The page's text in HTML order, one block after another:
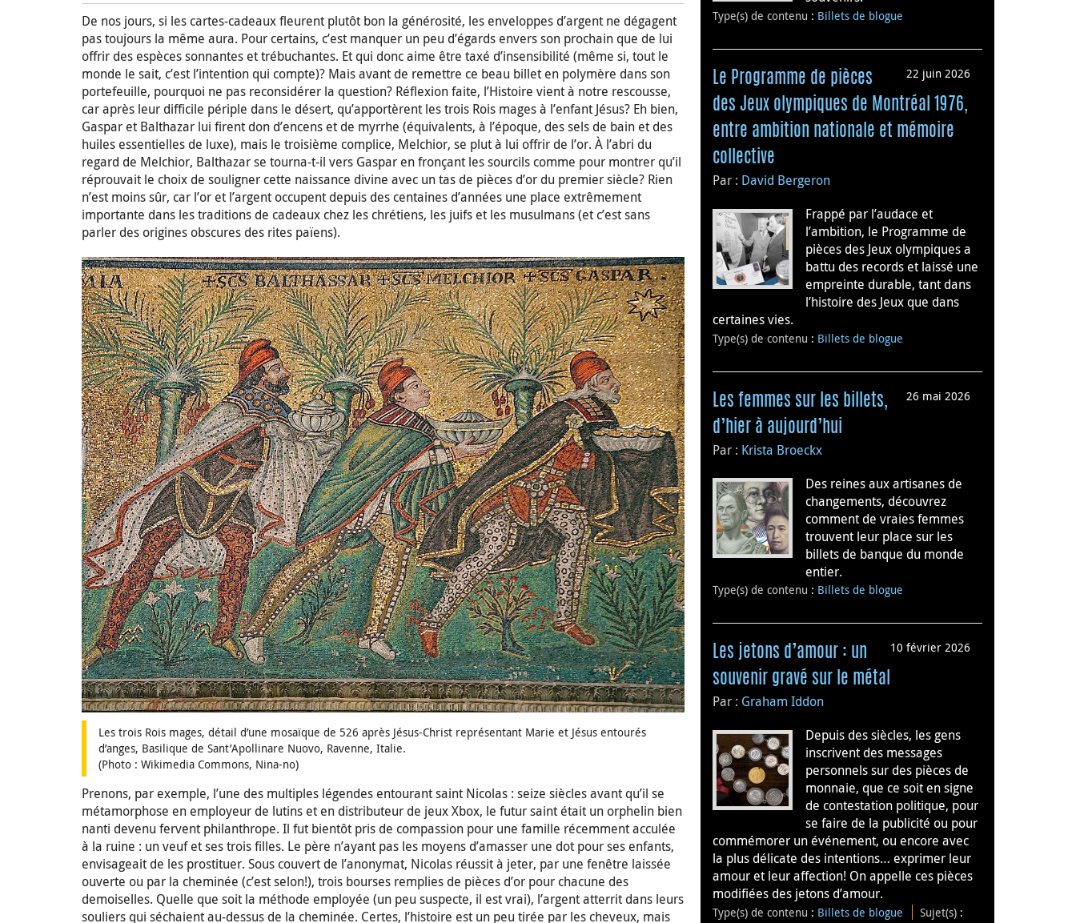
De nos jours, si les cartes-cadeaux fleurent plutôt bon la générosité, les enveloppes d’argent ne dégagent
pas toujours la même aura. Pour certains, c’est manquer un peu d’égards envers son prochain que de lui
offrir des espèces sonnantes et trébuchantes. Et qui donc aime être taxé d’insensibilité (même si, tout le
monde le sait, c’est l’intention qui compte)? Mais avant de remettre ce beau billet en polymère dans son
portefeuille, pourquoi ne pas reconsidérer la question? Réflexion faite, l’Histoire vient à notre rescousse,
car après leur difficile périple dans le désert, qu’apportèrent les trois Rois mages à l’enfant Jésus? Eh bien,
Gaspar et Balthazar lui firent don d’encens et de myrrhe (équivalents, à l’époque, des sels de bain et des
huiles essentielles de luxe), mais le troisième complice, Melchior, se plut à lui offrir de l’or. À l’abri du
regard de Melchior, Balthazar se tourna-t-il vers Gaspar en fronçant les sourcils comme pour montrer qu’il
réprouvait le choix de souligner cette naissance divine avec un tas de pièces d’or du premier siècle? Rien
n’est moins sûr, car l’or et l’argent occupent depuis des centaines d’années une place extrêmement
importante dans les traditions de cadeaux chez les chrétiens, les juifs et les musulmans (et c’est sans
parler des origines obscures des rites païens).
Les trois Rois mages, détail d’une mosaïque de 526 après Jésus-Christ représentant Marie et Jésus entourés
d’anges, Basilique de Sant’Apollinare Nuovo, Ravenne, Italie.
(Photo : Wikimedia Commons, Nina-no)
Prenons, par exemple, l’une des multiples légendes entourant saint Nicolas : seize siècles avant qu’il se
métamorphose en employeur de lutins et en distributeur de jeux Xbox, le futur saint était un orphelin bien
nanti devenu fervent philanthrope. Il fut bientôt pris de compassion pour une famille récemment acculée
à la ruine : un veuf et ses trois filles. Le père n’ayant pas les moyens d’amasser une dot pour ses enfants,
envisageait de les prostituer. Sous couvert de l’anonymat, Nicolas réussit à jeter, par une fenêtre laissée
ouverte ou par la cheminée (c’est selon!), trois bourses remplies de pièces d’or pour chacune des
demoiselles. Quelle que soit la méthode employée (un peu suspecte, il est vrai), l’argent atterrit dans leurs
souliers qui séchaient au-dessus de la cheminée. Certes, l’histoire est un peu tirée par les cheveux, mais
Type(s) de contenu : Billets de blogue
22 juin 2026
Le Programme de pièces
des Jeux olympiques de Montréal 1976,
entre ambition nationale et mémoire
collective
Par : David Bergeron
Frappé par l’audace et
l’ambition, le Programme de
pièces des Jeux olympiques a
battu des records et laissé une
empreinte durable, tant dans
l’histoire des Jeux que dans
certaines vies.
Type(s) de contenu : Billets de blogue
26 mai 2026
Les femmes sur les billets,
d’hier à aujourd’hui
Par : Krista Broeckx
Des reines aux artisanes de
changements, découvrez
comment de vraies femmes
trouvent leur place sur les
billets de banque du monde
entier.
Type(s) de contenu : Billets de blogue
10 février 2026
Les jetons d’amour : un
souvenir gravé sur le métal
Par : Graham Iddon
Depuis des siècles, les gens
inscrivent des messages
personnels sur des pièces de
monnaie, que ce soit en signe
de contestation politique, pour
se faire de la publicité ou pour
commémorer un événement, ou encore avec
la plus délicate des intentions… exprimer leur
amour et leur affection! On appelle ces pièces
modifiées des jetons d’amour.
Type(s) de contenu : Billets de blogue Sujet(s) :